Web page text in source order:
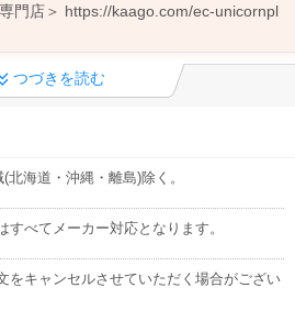
門店＞ https://kaago.com/ec-unicornpl
確認ください！
流れ ・標準工事と追加工事 ・追加工事
なお知らせ◆
番号が繋がらない状況が多発してお
きない事象が多発しております。 今一
号）及び番号確認をお願いします。
つづきを読む
海道・沖縄・離島)除く。
すべてメーカー対応となります。
をキャンセルさせていただく場合がござい